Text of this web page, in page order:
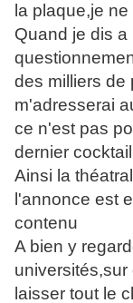
la plaque,je
Quand je dis a
des milliers de
m'adresserai
ce n'est pas
dernier
Ainsi la
l'annonce est
contenu
A bien y
laisser tout le